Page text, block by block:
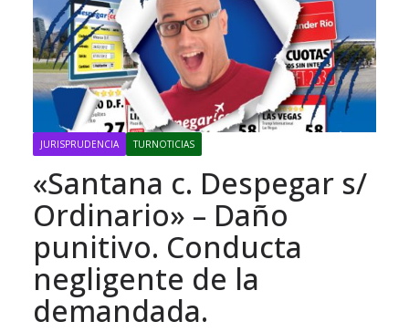
JURISPRUDENCIA TURNOTICIAS
«Santana c. Despegar s/
Ordinario» – Daño
punitivo. Conducta
negligente de la
demandada.